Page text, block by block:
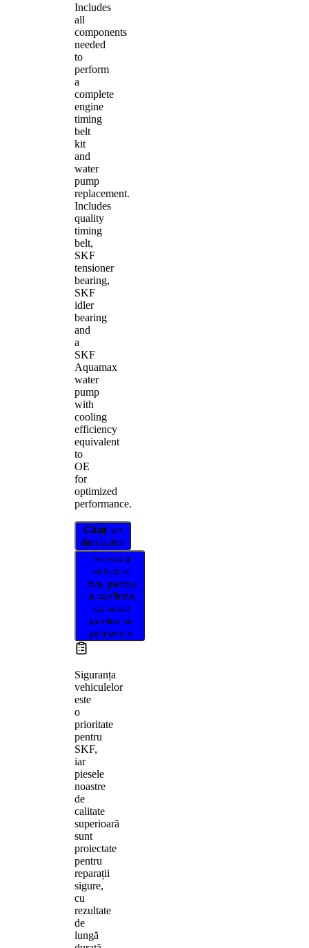
Includes
all
components
needed
to
perform
a
complete
engine
timing
belt
kit
and
water
pump
replacement.
Includes
quality
timing
belt,
SKF
tensioner
bearing,
SKF
idler
bearing
and
a
SKF
Aquamax
water
pump
with
cooling
efficiency
equivalent
to
OE
for
optimized
performance.
Găsiți un
distribuitor
Selectați
vehiculul
dvs. pentru
a confirma
că acest
produs se
potrivește
Siguranța
vehiculelor
este
o
prioritate
pentru
SKF,
iar
piesele
noastre
de
calitate
superioară
sunt
proiectate
pentru
reparații
sigure,
cu
rezultate
de
lungă